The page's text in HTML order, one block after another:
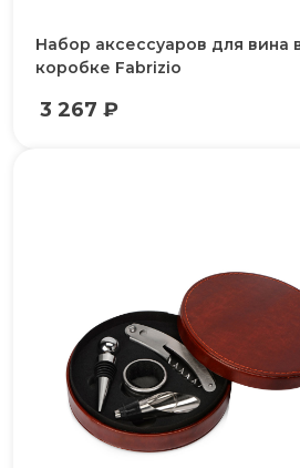
Набор аксессуаров для вина
коробке Fabrizio
3 267 ₽